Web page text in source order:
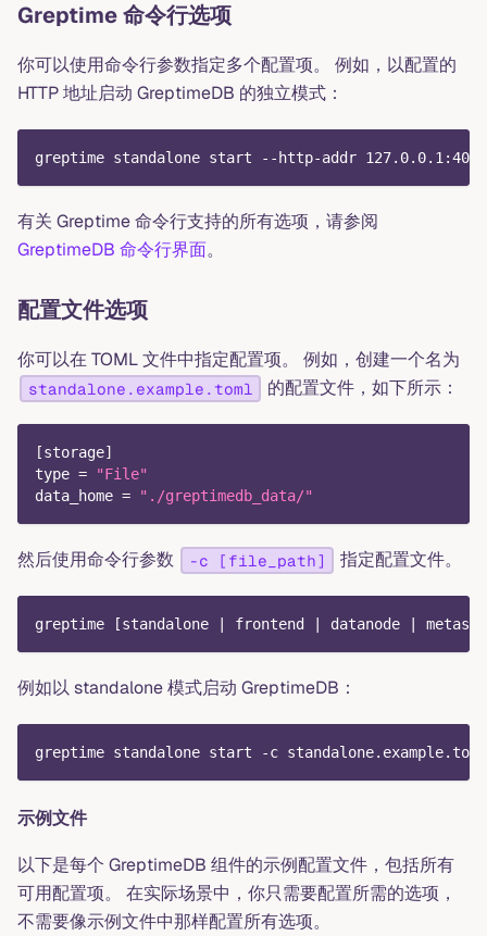
Greptime 命令行选项
你可以使用命令行参数指定多个配置项。 例如，以配置的
HTTP 地址启动 GreptimeDB 的独立模式：
greptime standalone start --http-addr 127.0.0.1:4000
有关 Greptime 命令行支持的所有选项，请参阅
GreptimeDB 命令行界面。
配置文件选项
你可以在 TOML 文件中指定配置项。 例如，创建一个名为
standalone.example.toml 的配置文件，如下所示：
[storage]
type =
"File"
data_home = "./greptimedb_data/"
然后使用命令行参数 -c [file_path] 指定配置文件。
greptime [standalone | frontend | datanode |
例如以 standalone 模式启动 GreptimeDB：
greptime standalone start -c standalone.example.toml
示例文件
以下是每个 GreptimeDB 组件的示例配置文件，包括所有
可用配置项。 在实际场景中，你只需要配置所需的选项，
不需要像示例文件中那样配置所有选项。